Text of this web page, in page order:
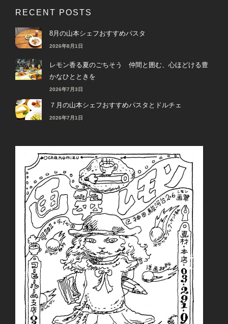
RECENT POSTS
8月の山本シェフおすすめパスタ
2026年8月1日
レモン香る夏のごちそう 仲間と囲む、心ほどける豊
かなひとときを
2026年7月3日
７月の山本シェフおすすめパスタとドルチェ
2026年7月1日